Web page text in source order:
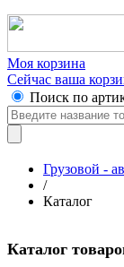
Моя корзина
Сейчас ваша
Поиск по
Грузовой -
/
Каталог
Каталог